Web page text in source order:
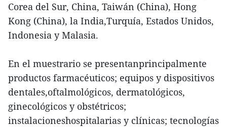
Corea del Sur, China, Taiwán (China), Hong
Kong (China), la India,Turquía, Estados Unidos,
Indonesia y Malasia.
En el muestrario se presentanprincipalmente
productos farmacéuticos; equipos y dispositivos
dentales,oftalmológicos, dermatológicos,
ginecológicos y obstétricos;
instalacioneshospitalarias y clínicas; tecnologías